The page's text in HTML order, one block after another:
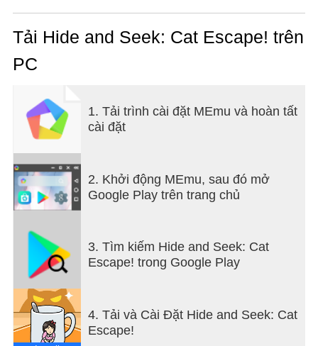
・When a cat appears, tap it to stop!
・Let's hide behind things so that they cannot be
found
MATSU(https://gacuzinn.com/)
Tải Hide and Seek: Cat Escape! trên
PC
1. Tải trình cài đặt MEmu và hoàn tất
cài đặt
2. Khởi động MEmu, sau đó mở
Google Play trên trang chủ
3. Tìm kiếm Hide and Seek: Cat
Escape! trong Google Play
4. Tải và Cài Đặt Hide and Seek: Cat
Escape!